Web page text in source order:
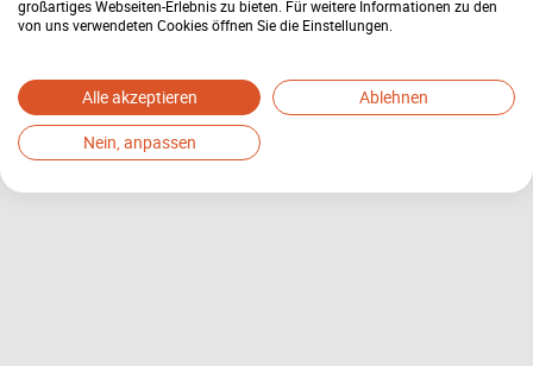
großartiges Webseiten-Erlebnis zu bieten. Für weitere Informationen zu den
von uns verwendeten Cookies öffnen Sie die Einstellungen.
Alle akzeptieren
Ablehnen
Nein, anpassen